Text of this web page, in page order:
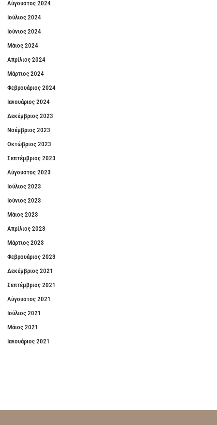
Αύγουστος 2024
Ιούλιος 2024
Ιούνιος 2024
Μάιος 2024
Απρίλιος 2024
Μάρτιος 2024
Φεβρουάριος 2024
Ιανουάριος 2024
Δεκέμβριος 2023
Νοέμβριος 2023
Οκτώβριος 2023
Σεπτέμβριος 2023
Αύγουστος 2023
Ιούλιος 2023
Ιούνιος 2023
Μάιος 2023
Απρίλιος 2023
Μάρτιος 2023
Φεβρουάριος 2023
Δεκέμβριος 2021
Σεπτέμβριος 2021
Αύγουστος 2021
Ιούλιος 2021
Μάιος 2021
Ιανουάριος 2021